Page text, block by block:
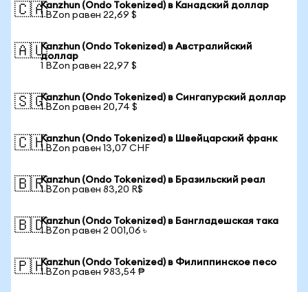
🇨🇦Kanzhun (Ondo Tokenized) в Канадский доллар
1 BZon равен 22,69 $
🇦🇺Kanzhun (Ondo Tokenized) в Австралийский
доллар
1 BZon равен 22,97 $
🇸🇬Kanzhun (Ondo Tokenized) в Сингапурский доллар
1 BZon равен 20,74 $
🇨🇭Kanzhun (Ondo Tokenized) в Швейцарский франк
1 BZon равен 13,07 CHF
🇧🇷Kanzhun (Ondo Tokenized) в Бразильский реал
1 BZon равен 83,20 R$
🇧🇩Kanzhun (Ondo Tokenized) в Бангладешская така
1 BZon равен 2 001,06 ৳
🇵🇭Kanzhun (Ondo Tokenized) в Филиппинское песо
1 BZon равен 983,54 ₱